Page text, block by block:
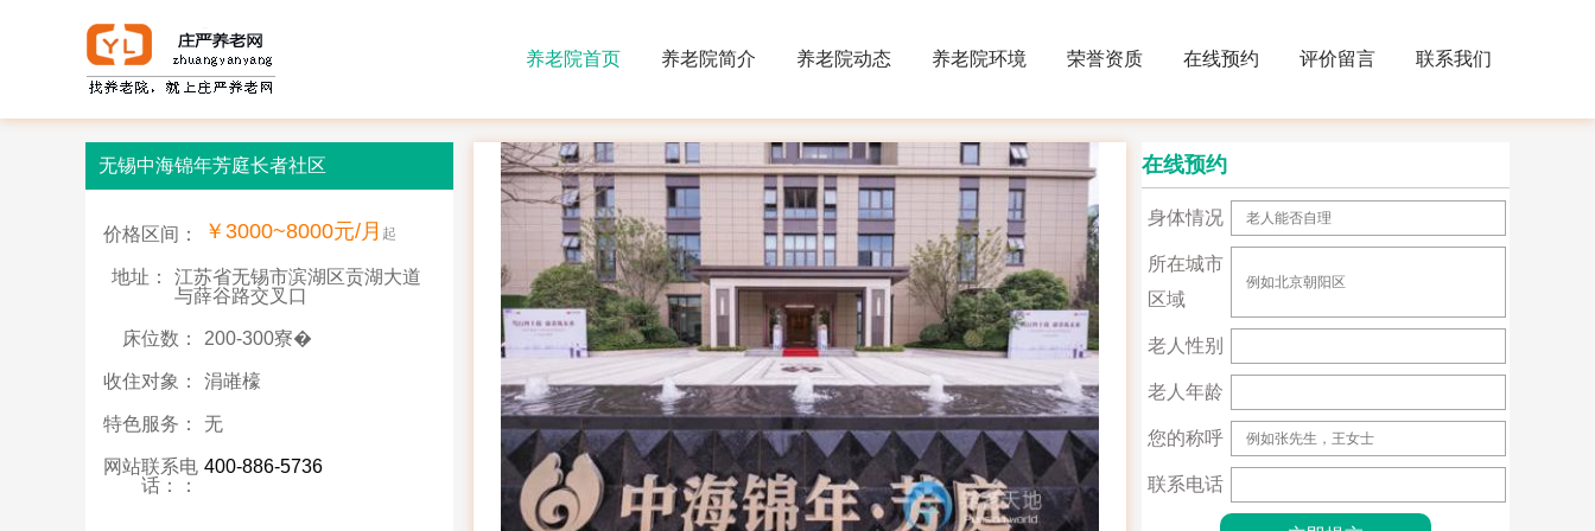
养老院首页 养老院简介 养老院动态 养老院环境 荣誉资质 在线预约 评价留言 联系我们
无锡中海锦年芳庭长者社区
价格区间： ￥3000~8000元/月 起
地址：
江苏省无锡市滨湖区贡湖大道
与薛谷路交叉口
床位数： 200-300寮�
收住对象： 涓嶉檺
特色服务： 无
网站联系电
话：：
400-886-5736
在线预约
身体情况
所在城市
区域
老人性别
老人年龄
您的称呼
联系电话